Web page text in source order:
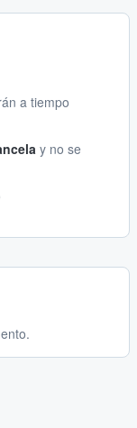
a tiempo
y no se